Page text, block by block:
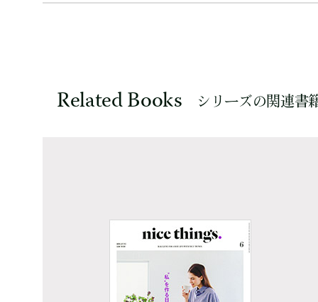
Related Books シリーズの関連書